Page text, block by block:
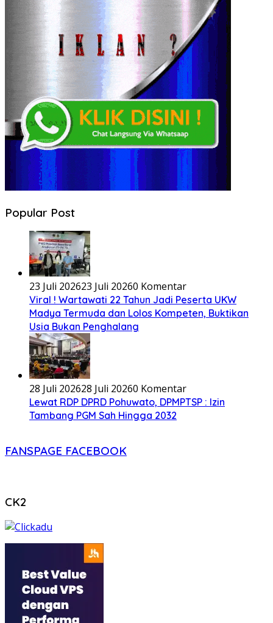
Popular Post
23 Juli 202623 Juli 20260 Komentar
Viral ! Wartawati 22 Tahun Jadi Peserta UKW
Madya Termuda dan Lolos Kompeten, Buktikan
Usia Bukan Penghalang
28 Juli 202628 Juli 20260 Komentar
Lewat RDP DPRD Pohuwato, DPMPTSP : Izin
Tambang PGM Sah Hingga 2032
FANSPAGE FACEBOOK
CK2